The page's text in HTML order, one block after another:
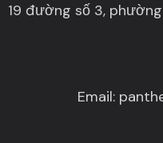
19 đường số 3,
Email: